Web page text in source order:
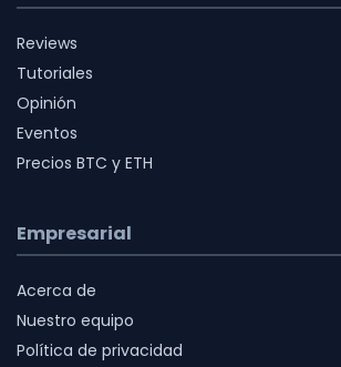
Reviews
Tutoriales
Opinión
Eventos
Precios BTC y ETH
Empresarial
Acerca de
Nuestro equipo
Política de privacidad